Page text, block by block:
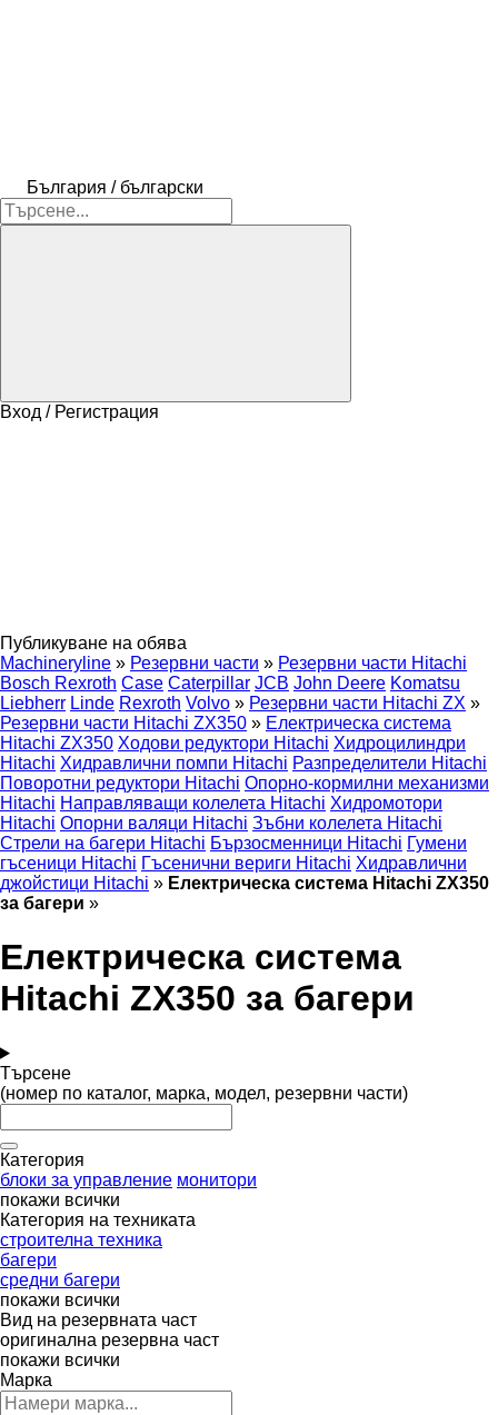
България / български
Вход / Регистрация
Публикуване на обява
Machineryline » Резервни части » Резервни части Hitachi
Bosch Rexroth Case Caterpillar JCB John Deere Komatsu
Liebherr Linde Rexroth Volvo » Резервни части Hitachi ZX »
Резервни части Hitachi ZX350 » Електрическа система
Hitachi ZX350 Ходови редуктори Hitachi Хидроцилиндри
Hitachi Хидравлични помпи Hitachi Разпределители Hitachi
Поворотни редуктори Hitachi Опорно-кормилни механизми
Hitachi Направляващи колелета Hitachi Хидромотори
Hitachi Опорни валяци Hitachi Зъбни колелета Hitachi
Стрели на багери Hitachi Бързосменници Hitachi Гумени
гъсеници Hitachi Гъсенични вериги Hitachi Хидравлични
джойстици Hitachi » Електрическа система Hitachi ZX350
за багери »
Електрическа система
Hitachi ZX350 за багери
Търсене
(номер по каталог, марка, модел, резервни части)
Категория
блоки за управление монитори
покажи всички
Категория на техниката
строителна техника
багери
средни багери
покажи всички
Вид на резервната част
оригинална резервна част
покажи всички
Марка